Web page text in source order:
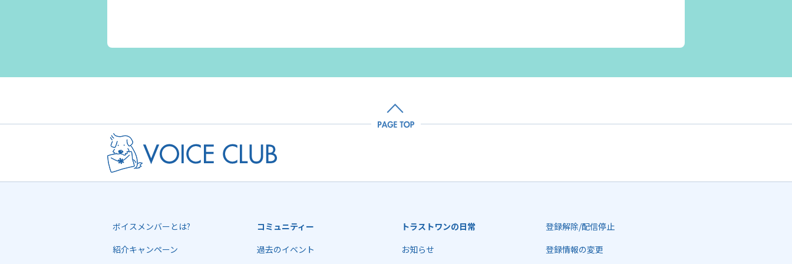
ボイスメンバーとは?
紹介キャンペーン
コミュニティー
過去のイベント
トラストワンの日常
お知らせ
登録解除/配信停止
登録情報の変更